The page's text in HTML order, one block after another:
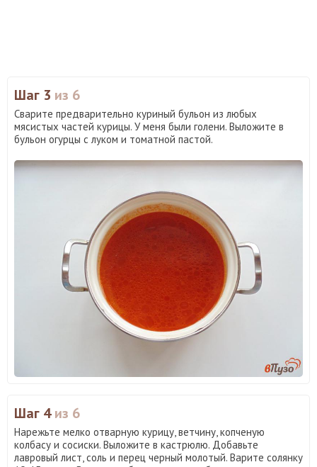
Шаг 3 из 6
Сварите предварительно куриный бульон из любых
мясистых частей курицы. У меня были голени. Выложите в
бульон огурцы с луком и томатной пастой.
Шаг 4из 6
Нарежьте мелко отварную курицу, ветчину, копченую
колбасу и сосиски. Выложите в кастрюлю. Добавьте
лавровый лист, соль и перец черный молотый. Варите солянку